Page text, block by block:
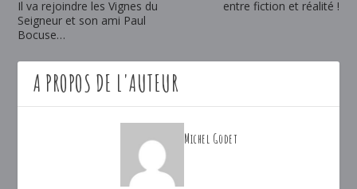
Il va rejoindre les Vignes du
Seigneur et son ami Paul
Bocuse…
entre fiction et réalité !
A PROPOS DE L'AUTEUR
Michel Godet